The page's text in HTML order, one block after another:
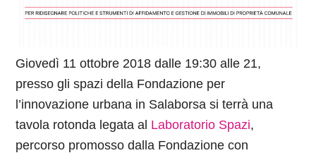
Giovedì 11 ottobre 2018 dalle 19:30 alle 21,
presso gli spazi della Fondazione per
l’innovazione urbana in Salaborsa si terrà una
tavola rotonda legata al Laboratorio Spazi,
percorso promosso dalla Fondazione con